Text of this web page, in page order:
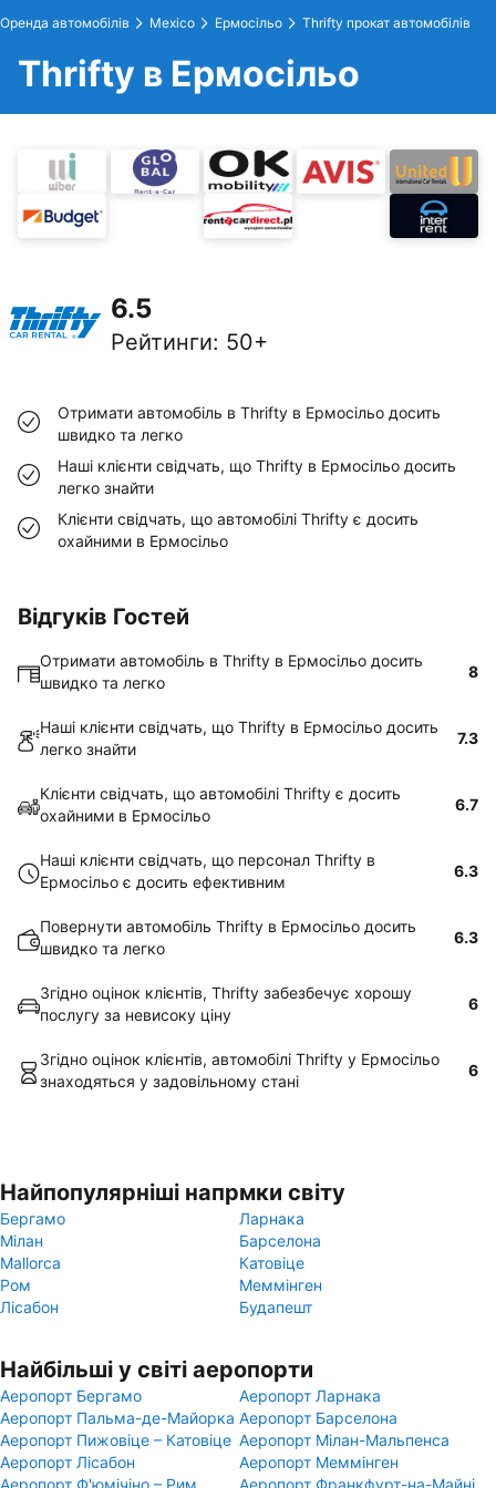
Оренда автомобілів Mexico Ермосільо Thrifty прокат автомобілів
Thrifty в Ермосільо
6.5
Рейтинги: 50+
Отримати автомобіль в Thrifty в Ермосільо досить
швидко та легко
Наші клієнти свідчать, що Thrifty в Ермосільо досить
легко знайти
Клієнти свідчать, що автомобілі Thrifty є досить
охайними в Ермосільо
Відгуків Гостей
Отримати автомобіль в Thrifty в Ермосільо досить
швидко та легко
8
Наші клієнти свідчать, що Thrifty в Ермосільо досить
легко знайти
7.3
Клієнти свідчать, що автомобілі Thrifty є досить
охайними в Ермосільо
6.7
Наші клієнти свідчать, що персонал Thrifty в
Ермосільо є досить ефективним
6.3
Повернути автомобіль Thrifty в Ермосільо досить
швидко та легко
6.3
Згідно оцінок клієнтів, Thrifty забезбечує хорошу
послугу за невисоку ціну
6
Згідно оцінок клієнтів, автомобілі Thrifty у Ермосільо
знаходяться у задовільному стані
6
Найпопулярніші напрмки світу
Бергамо
Ларнака
Мілан
Барселона
Mallorca
Катовіце
Ром
Меммінген
Лісабон
Будапешт
Найбільші у світі аеропорти
Аеропорт Бергамо
Аеропорт Ларнака
Аеропорт Пальма-де-Майорка Аеропорт Барселона
Аеропорт Пижовіце – Катовіце Аеропорт Мілан-Мальпенса
Аеропорт Лісабон
Аеропорт Меммінген
Аеропорт Ф'юмічіно – Рим
Аеропорт Франкфурт-на-Майні